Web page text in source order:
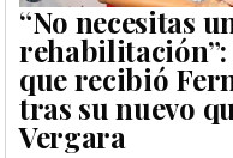
“No necesitas
que recibió
tras su nuevo
Vergara